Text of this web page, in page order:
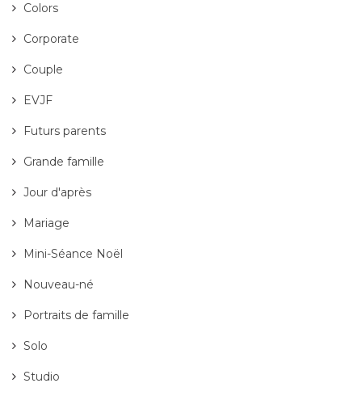
Colors
Corporate
Couple
EVJF
Futurs parents
Grande famille
Jour d'après
Mariage
Mini-Séance Noël
Nouveau-né
Portraits de famille
Solo
Studio